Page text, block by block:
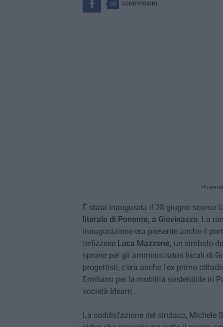
68 CONDIVISIONI
È stata inaugurata il 28 giugno scorso
litorale di Ponente, a Giovinazzo. La
inaugurazione era presente anche il
terlizzese Luca Mazzone, un simbolo
sprone per gli amministratori locali di
progettisti, c'era anche l'ex primo
Emiliano per la mobilità sostenibile in
società Ideam.
La soddisfazione del sindaco, Michele